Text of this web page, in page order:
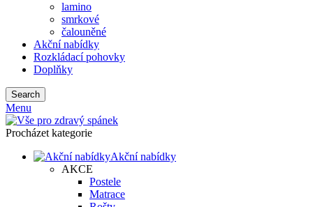
lamino
smrkové
čalouněné
Akční nabídky
Rozkládací pohovky
Doplňky
Search
Menu
Procházet kategorie
Akční nabídky
AKCE
Postele
Matrace